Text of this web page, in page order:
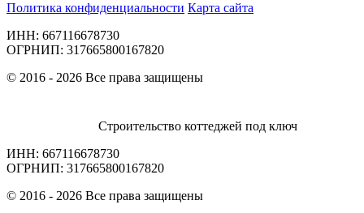
Политика конфиденциальности Карта сайта
ИНН: 667116678730
ОГРНИП: 317665800167820
© 2016 - 2026 Все права защищены
Строительство коттеджей под ключ
ИНН: 667116678730
ОГРНИП: 317665800167820
© 2016 - 2026 Все права защищены